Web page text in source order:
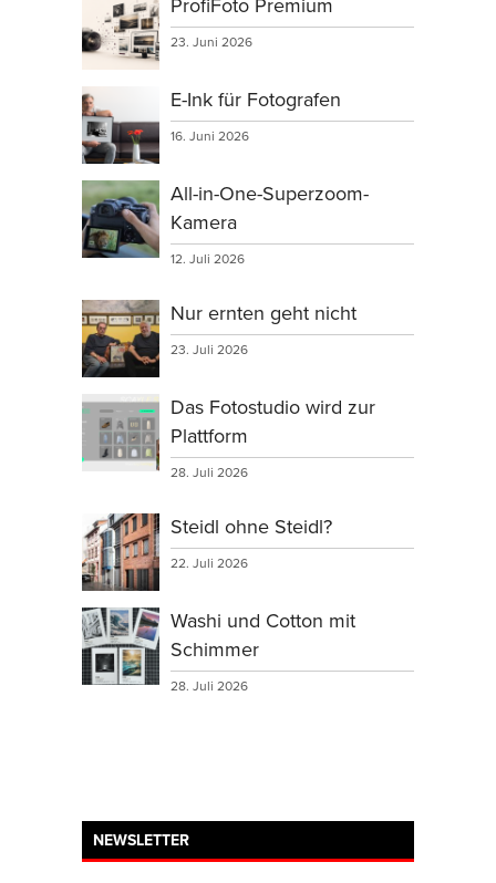
23. Juni 2026
E-Ink für Fotografen
16. Juni 2026
All-in-One-Superzoom-
Kamera
12. Juli 2026
Nur ernten geht nicht
23. Juli 2026
Das Fotostudio wird zur
Plattform
28. Juli 2026
Steidl ohne Steidl?
22. Juli 2026
Washi und Cotton mit
Schimmer
28. Juli 2026
NEWSLETTER